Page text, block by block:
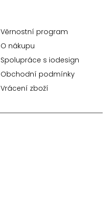
Věrnostní program
O nákupu
Spolupráce s iodesign
Obchodní podmínky
Vrácení zboží